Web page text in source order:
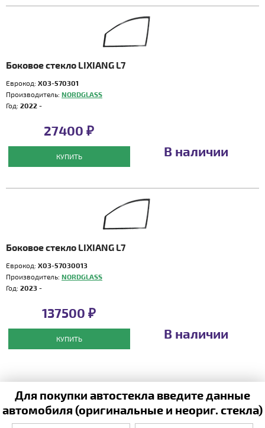
Боковое стекло LIXIANG L7
Еврокод: X03-570301
Производитель: NORDGLASS
Год: 2022 -
27400 ₽
КУПИТЬ В наличии
Боковое стекло LIXIANG L7
Еврокод: X03-57030013
Производитель: NORDGLASS
Год: 2023 -
137500 ₽
КУПИТЬ В наличии
Для покупки автостекла введите данные
автомобиля (оригинальные и неориг. стекла)